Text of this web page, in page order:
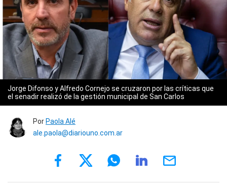
Jorge Difonso y Alfredo Cornejo se cruzaron por las críticas que
el senadir realizó de la gestión municipal de San Carlos
Por Paola Alé
ale.paola@diariouno.com.ar